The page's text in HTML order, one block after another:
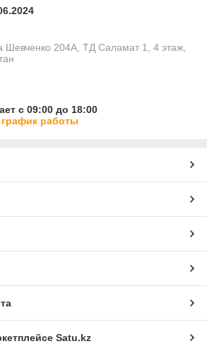
Шевченко 204А, ТД Саламат 1, 4 этаж,
с 09:00 до 18:00
график работы
Satu.kz